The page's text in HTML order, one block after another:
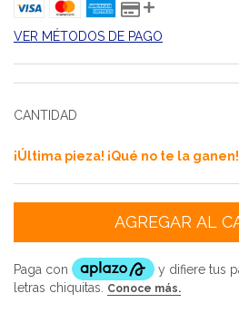
VER MÉTODOS DE PAGO
CANTIDAD
¡Última pieza! ¡Qué no te la ganen!